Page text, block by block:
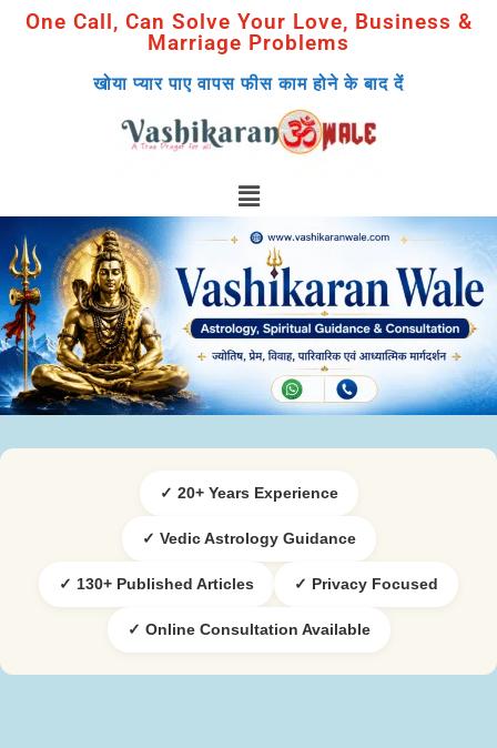
One Call, Can Solve Your Love, Business &
Marriage Problems
खोया प्यार पाए वापस फीस काम होने के बाद दें
✓ 20+ Years Experience
✓ Vedic Astrology Guidance
✓ 130+ Published Articles ✓ Privacy Focused
✓ Online Consultation Available